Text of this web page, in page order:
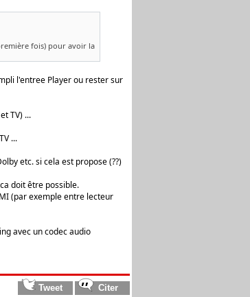
fois) pour avoir la
l'entree Player ou rester sur
TV) ...
...
etc. si cela est propose (??)
doit être possible.
(par exemple entre lecteur
avec un codec audio